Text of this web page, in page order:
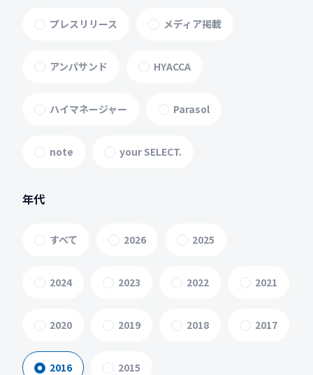
プレスリリース メディア掲載
アンパサンド HYACCA
ハイマネージャー Parasol
note your SELECT.
年代
すべて 2026 2025
2024 2023 2022 2021
2020 2019 2018 2017
2016 2015